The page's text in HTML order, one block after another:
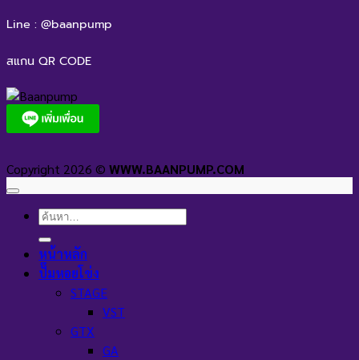
Line : @baanpump
สแกน QR CODE
Copyright 2026 © WWW.BAANPUMP.COM
ค้นหา:
หน้าหลัก
ปั๊มหอยโข่ง
STAGE
VST
GTX
GA